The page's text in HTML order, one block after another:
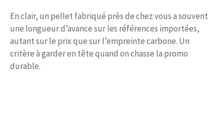
En clair, un pellet fabriqué près de chez vous a souvent
une longueur d’avance sur les références importées,
autant sur le prix que sur l’empreinte carbone. Un
critère à garder en tête quand on chasse la promo
durable.